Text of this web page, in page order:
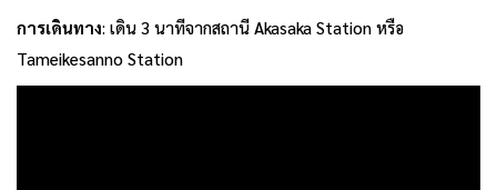
การเดินทาง: เดิน 3 นาทีจากสถานี Akasaka Station หรือ
Tameikesanno Station